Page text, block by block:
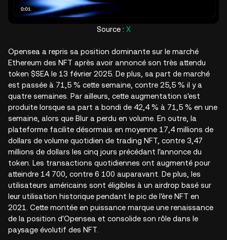
Source : X
Opensea a repris sa position dominante sur le marché
Ethereum des NFT après avoir annoncé son très attendu
token $SEA le 13 février 2025. De plus, sa part de marché
est passée à 71,5 % cette semaine, contre 25,5 % il y a
quatre semaines. Par ailleurs, cette augmentation s'est
produite lorsque sa part a bondi de 42,4 % à 71,5 % en une
semaine, alors que Blur a perdu en volume. En outre, la
plateforme facilite désormais en moyenne 17,4 millions de
dollars de volume quotidien de trading NFT, contre 3,47
millions de dollars les cinq jours précédant l'annonce du
token. Les transactions quotidiennes ont augmenté pour
atteindre 14 700, contre 6 100 auparavant. De plus, les
utilisateurs américains sont éligibles à un airdrop basé sur
leur utilisation historique pendant le pic de l'ère NFT en
2021. Cette montée en puissance marque une renaissance
de la position d'Opensea et consolide son rôle dans le
paysage évolutif des NFT.